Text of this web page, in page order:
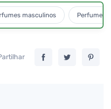
masculinos Perfumes